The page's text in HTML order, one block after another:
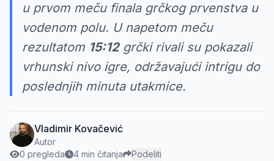
u prvom meču finala grčkog prvenstva u
vodenom polu. U napetom meču
rezultatom 15:12grčki rivali su pokazali
vrhunski nivo igre, održavajući intrigu do
poslednjih minuta utakmice.
Vladimir Kovačević
Autor
0 pregleda
4 min čitanja Podeliti